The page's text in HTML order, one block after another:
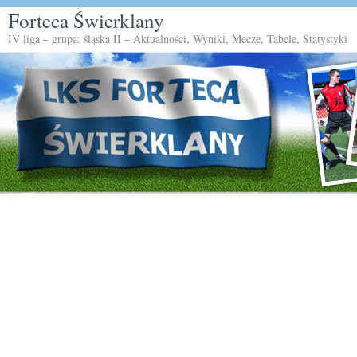
Forteca Świerklany
IV liga – grupa: śląska II – Aktualności, Wyniki, Mecze, Tabele, Statystyki